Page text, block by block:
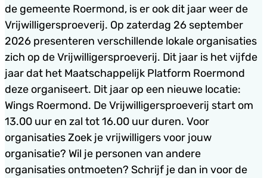
de gemeente Roermond, is er ook dit jaar weer de
Vrijwilligersproeverij. Op zaterdag 26 september
2026 presenteren verschillende lokale organisaties
zich op de Vrijwilligersproeverij. Dit jaar is het vijfde
jaar dat het Maatschappelijk Platform Roermond
deze organiseert. Dit jaar op een nieuwe locatie:
Wings Roermond. De Vrijwilligersproeverij start om
13.00 uur en zal tot 16.00 uur duren. Voor
organisaties Zoek je vrijwilligers voor jouw
organisatie? Wil je personen van andere
organisaties ontmoeten? Schrijf je dan in voor de